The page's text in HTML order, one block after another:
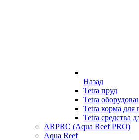
Назад
Tetra пруд
Tetra
Tetra корма
Tetra средства
ARPRO (Aqua Reef PRO)
Aqua Reef